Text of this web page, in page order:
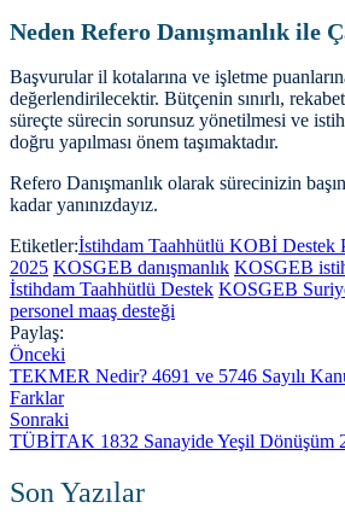
Neden Refero Danışmanlık ile
Başvurular il kotalarına ve işletme
değerlendirilecektir. Bütçenin sınırlı,
süreçte sürecin sorunsuz yönetilmesi ve
doğru yapılması önem taşımaktadır.
Refero Danışmanlık olarak sürecinizin
kadar yanınızdayız.
Etiketler:İstihdam Taahhütlü KOBİ Destek
2025 KOSGEB danışmanlık KOSGEB
İstihdam Taahhütlü Destek KOSGEB
personel maaş desteği
Paylaş:
Önceki
TEKMER Nedir? 4691 ve 5746 Sayılı
Farklar
Sonraki
TÜBİTAK 1832 Sanayide Yeşil Dönüşüm
Son Yazılar